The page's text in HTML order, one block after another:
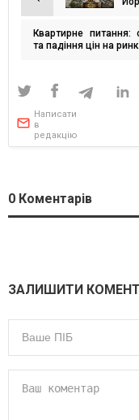
записів
Квартирне питання:
та падіння цін на
Написати
в
редакцію
0 Коментарів
ЗАЛИШИТИ